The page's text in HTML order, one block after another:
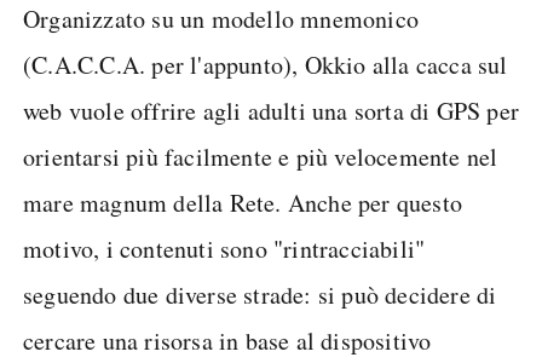
Organizzato su un modello mnemonico
(C.A.C.C.A. per l'appunto), Okkio alla cacca sul
web vuole offrire agli adulti una sorta di GPS per
orientarsi più facilmente e più velocemente nel
mare magnum della Rete. Anche per questo
motivo, i contenuti sono "rintracciabili"
seguendo due diverse strade: si può decidere di
cercare una risorsa in base al dispositivo